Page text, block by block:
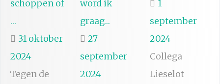
schoppen of
…
31 oktober
2024
Tegen de
word ik
graag…
27
september
2024
1
september
2024
Collega
Lieselot